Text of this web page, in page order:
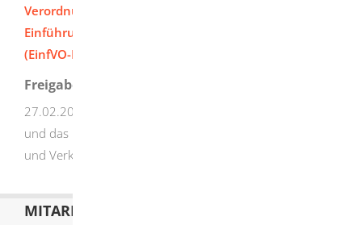
Verordnung des Ministeriums für Verkehr zur
Einführung der Bodensee-Schifffahrts-Ordnung
(EinfVO-BSO)
Freigabevermerk
27.02.2026 Verkehrsministerium Baden-Württemberg
und das Bayerische Staatsministerium für Wohnen, Bau
und Verkehr
MITARBEITERLISTE